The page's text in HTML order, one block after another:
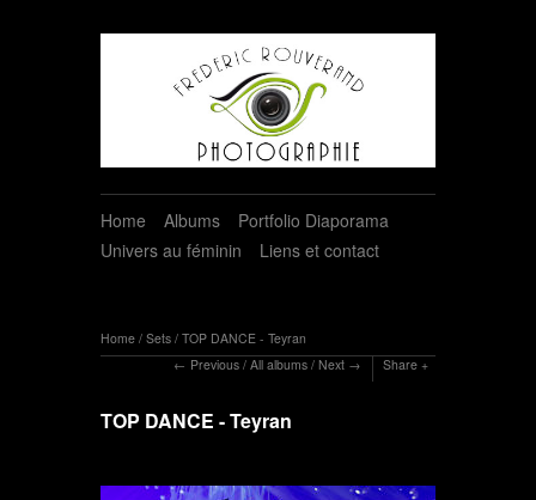
Home Albums
Portfolio Diaporama
Univers au féminin
Liens et contact
Home / Sets / TOP DANCE - Teyran
Previous / All albums / Next Share
TOP DANCE - Teyran